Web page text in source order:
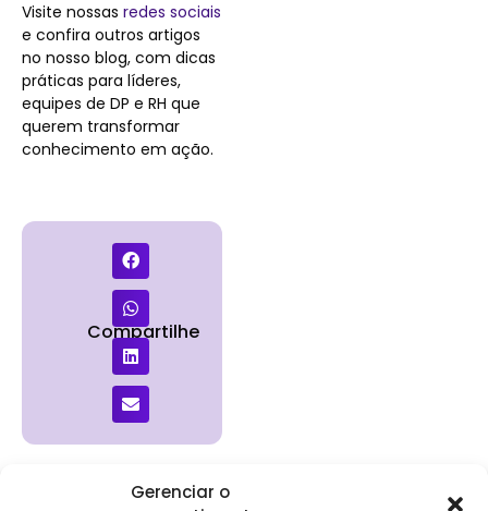
Gerenciar o
Visite nossas redes sociais
e confira outros artigos
no nosso blog, com dicas
práticas para líderes,
equipes de DP e RH que
querem transformar
conhecimento em ação.
Compartilhe